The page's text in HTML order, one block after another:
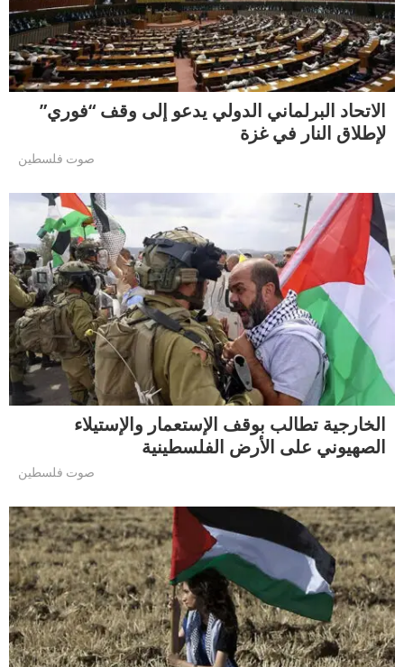
الاتحاد البرلماني الدولي يدعو إلى وقف “فوري”
لإطلاق النار في غزة
صوت فلسطين
الخارجية تطالب بوقف الإستعمار والإستيلاء
الصهيوني على الأرض الفلسطينية
صوت فلسطين